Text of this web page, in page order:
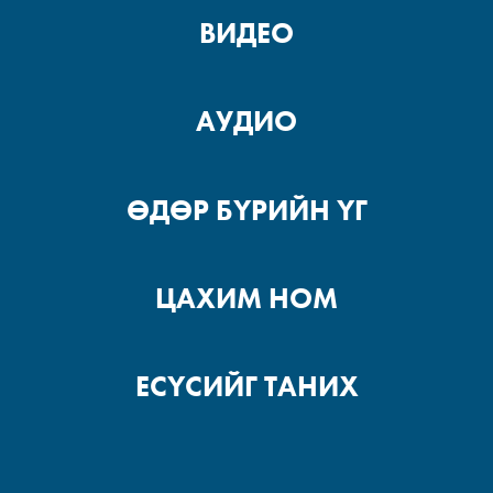
ВИДЕО
АУДИО
ӨДӨР БҮРИЙН ҮГ
ЦАХИМ НОМ
ЕСҮСИЙГ ТАНИХ